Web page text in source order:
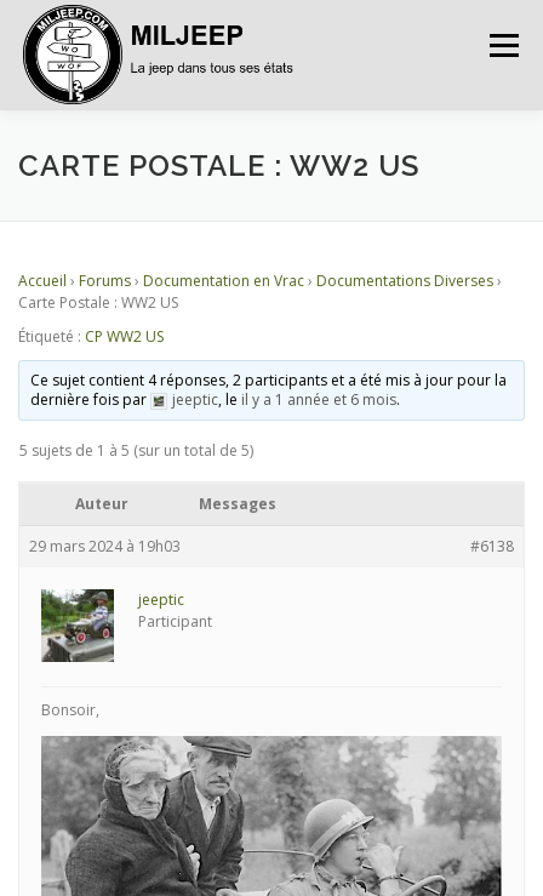
Menu
ACCUEIL ARTICLES PETITES ANNONCES
DOCUMENTATIONS
CARTE POSTALE : WW2 US
Accueil › Forums› Documentation en Vrac› Documentations Diverses›
Carte Postale : WW2 US
Étiqueté : CP WW2 US
Ce sujet contient 4 réponses, 2 participants et a été mis à jour pour la
dernière fois par
jeeptic, le il y a 1 année et 6 mois.
5 sujets de 1 à 5 (sur un total de 5)
Auteur Messages
29 mars 2024 à 19h03 #6138
jeeptic
Participant
Bonsoir,